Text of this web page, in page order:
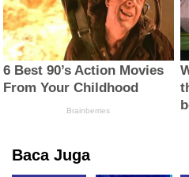
Baca Juga